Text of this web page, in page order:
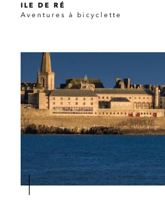
ILE DE RÉ
Aventures à bicyclette